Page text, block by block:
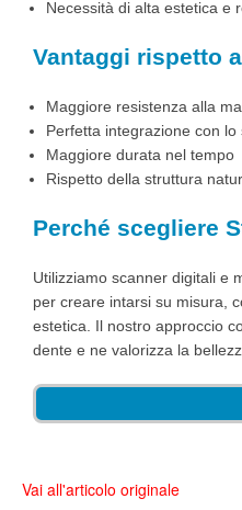
Necessità di alta estetica e
Vantaggi rispetto
Maggiore resistenza alla
Perfetta integrazione con lo
Maggiore durata nel tempo
Rispetto della struttura
Perché scegliere
Utilizziamo scanner digitali e
per creare intarsi su misura,
estetica. Il nostro approccio
dente e ne valorizza la
Vai all'articolo originale